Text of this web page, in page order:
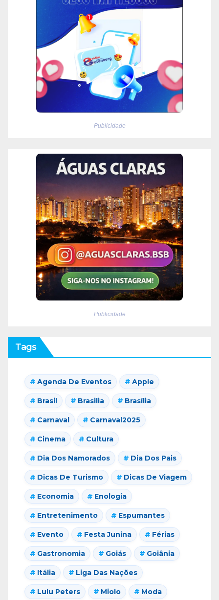
Publicidade
Publicidade
Tags
Agenda De Eventos Apple
Brasil Brasilia Brasília
Carnaval Carnaval2025
Cinema Cultura
Dia Dos Namorados Dia Dos Pais
Dicas De Turismo Dicas De Viagem
Economia Enologia
Entretenimento Espumantes
Evento Festa Junina Férias
Gastronomia Goiás Goiânia
Itália Liga Das Nações
Lulu Peters Miolo Moda